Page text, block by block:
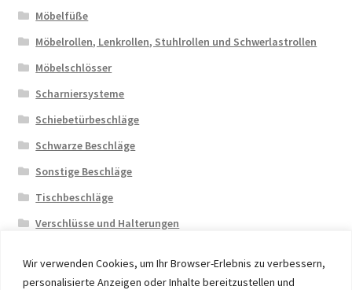
Wir verwenden Cookies, um Ihr Browser-Erlebnis zu verbessern,
personalisierte Anzeigen oder Inhalte bereitzustellen und
Möbelfüße
Möbelrollen, Lenkrollen, Stuhlrollen und Schwerlastrollen
Möbelschlösser
Scharniersysteme
Schiebetürbeschläge
Schwarze Beschläge
Sonstige Beschläge
Tischbeschläge
Verschlüsse und Halterungen